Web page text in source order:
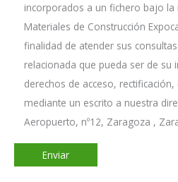
incorporados a un fichero bajo la
Materiales de Construcción
finalidad de atender sus
relacionada que pueda ser de su
derechos de acceso,
mediante un escrito a nuestra
Aeropuerto, nº12, Zaragoza ,